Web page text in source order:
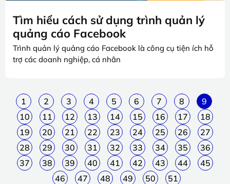
Tìm hiểu cách sử dụng trình quản lý
quảng cáo Facebook
Trình quản lý quảng cáo Facebook là công cụ tiện ích hỗ
trợ các doanh nghiệp, cá nhân
1 2 3 4 5 6 7 8
9
10
11 12 13 14 15 16 17
18
19
20 21 22 23 24 25 26
27
28
29 30 31 32 33 34 35
36
37
38 39 40 41 42 43 44
45
46
47 48 49 50 51